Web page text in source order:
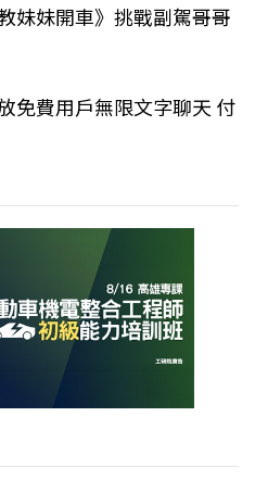
妹妹開車》挑戰副駕哥哥
免費用戶無限文字聊天 付